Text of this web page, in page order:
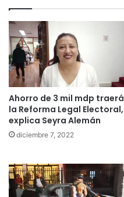
Ahorro de 3 mil mdp traerá
la Reforma Legal Electoral,
explica Seyra Alemán
diciembre 7, 2022